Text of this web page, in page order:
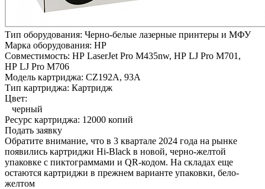
Тип оборудования: Черно-белые лазерные принтеры и МФУ
Марка оборудования: HP
Совместимость: HP LaserJet Pro M435nw, HP LJ Pro M701,
HP LJ Pro M706
Модель картриджа: CZ192A, 93A
Тип картриджа: Картридж
Цвет:
черный
Ресурс картриджа: 12000 копий
Подать заявку
Обратите внимание, что в 3 квартале 2024 года на рынке
появились картриджи Hi-Black в новой, черно-желтой
упаковке с пиктограммами и QR-кодом. На складах еще
остаются картриджи в прежнем варианте упаковки, бело-
желтом